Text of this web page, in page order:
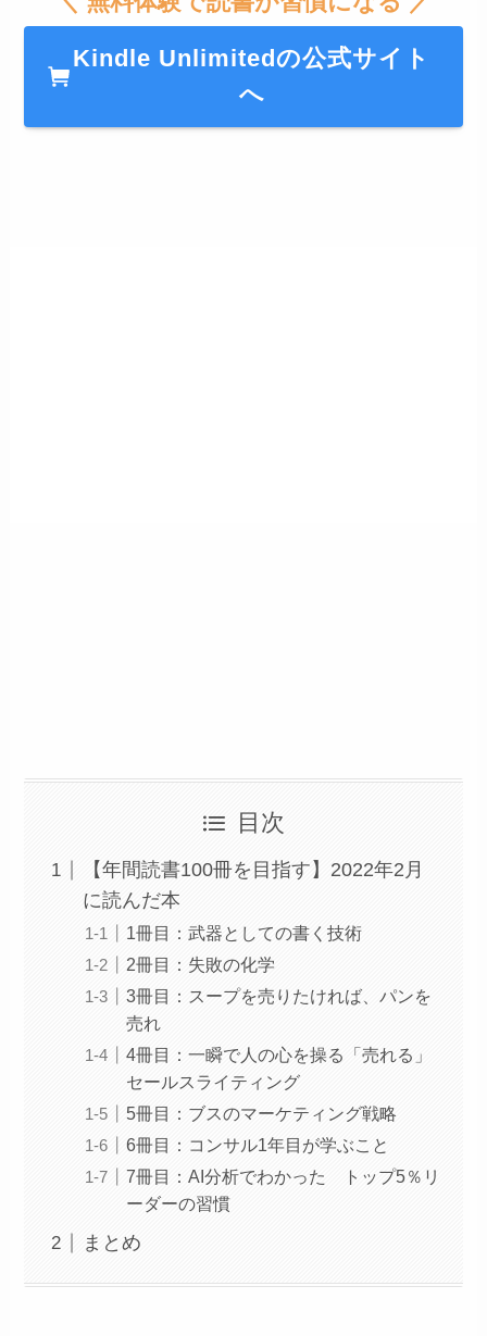
Kindle Unlimitedの公式サイト
へ
目次
【年間読書100冊を目指す】2022年2月
に読んだ本
1冊目：武器としての書く技術
2冊目：失敗の化学
3冊目：スープを売りたければ、パンを
売れ
4冊目：一瞬で人の心を操る「売れる」
セールスライティング
5冊目：ブスのマーケティング戦略
6冊目：コンサル1年目が学ぶこと
7冊目：AI分析でわかった トップ5％リ
ーダーの習慣
まとめ